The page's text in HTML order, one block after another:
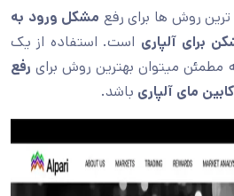
روش ها برای رفع مشکل ورود به
برای آلپاری است. استفاده از یک
مطمئن میتوان بهترین روش برایرفع
کابین مای آلپاری باشد.